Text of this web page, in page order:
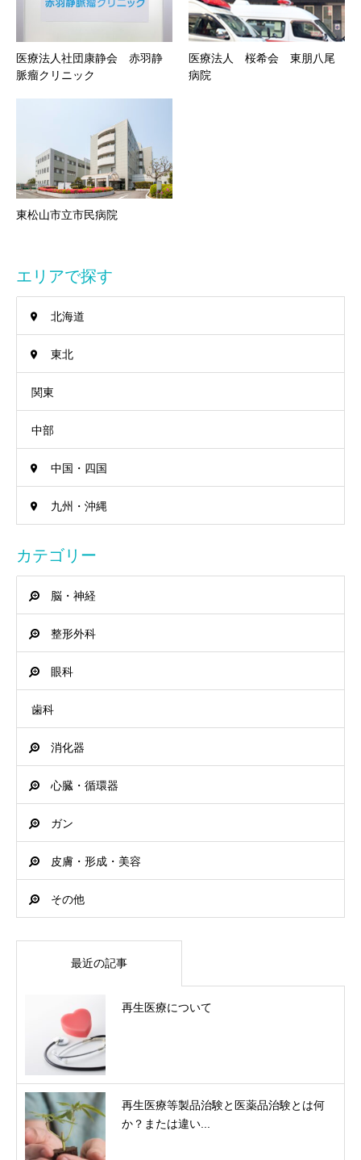
医療法人社団康静会 赤羽静
脈瘤クリニック
医療法人 桜希会 東朋八尾
病院
東松山市立市民病院
エリアで探す
北海道
東北
関東
中部
中国・四国
九州・沖縄
カテゴリー
脳・神経
整形外科
眼科
歯科
消化器
心臓・循環器
ガン
皮膚・形成・美容
その他
最近の記事
再生医療について
再生医療等製品治験と医薬品治験とは何
か？または違い...